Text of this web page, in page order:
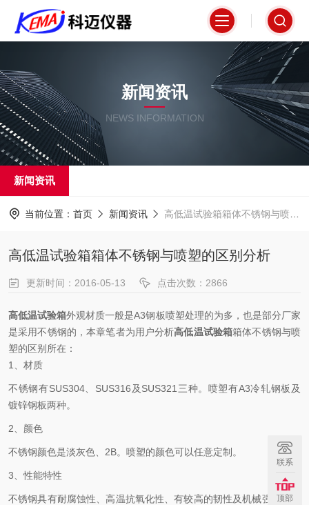
新闻资讯
NEWS INFORMATION
新闻资讯
当前位置： 首页 新闻资讯 高低温试验箱箱体不锈钢与喷塑的区别分析
高低温试验箱箱体不锈钢与喷塑的区别分析
更新时间：2016-05-13 点击次数：2866
高低温试验箱外观材质一般是A3钢板喷塑处理的为多，也是部分厂家
是采用不锈钢的，本章笔者为用户分析高低温试验箱箱体不锈钢与喷
塑的区别所在：
1、材质
不锈钢有SUS304、SUS316及SUS321三种。喷塑有A3冷轧钢板及
镀锌钢板两种。
2、颜色
不锈钢颜色是淡灰色、2B。喷塑的颜色可以任意定制。
3、性能特性
不锈钢具有耐腐蚀性、高温抗氧化性、有较高的韧性及机械强度。喷
联系
顶部